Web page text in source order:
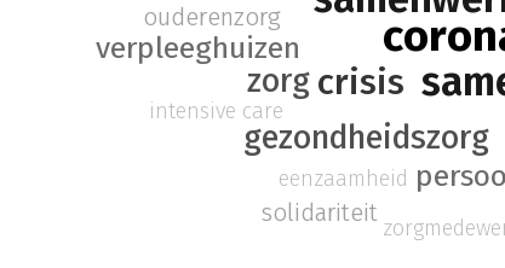
crisis
gezondheidszorg
zorg
verpleeghuizen
eenzaamheid
ouderenzorg
intensive care
solidariteit